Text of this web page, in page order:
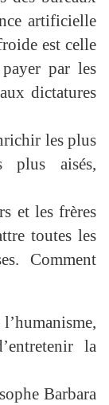
artificielle
est celle
par les
dictatures
les plus
plus aisés,
et les frères
toutes les
Comment
la
Barbara